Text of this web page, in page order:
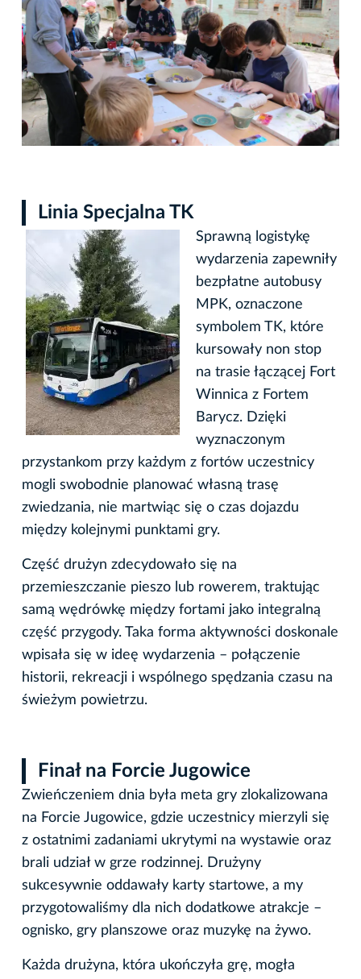
Linia Specjalna TK
Sprawną logistykę
wydarzenia zapewniły
bezpłatne autobusy
MPK, oznaczone
symbolem TK, które
kursowały non stop
na trasie łączącej Fort
Winnica z Fortem
Barycz. Dzięki
wyznaczonym
przystankom przy każdym z fortów uczestnicy
mogli swobodnie planować własną trasę
zwiedzania, nie martwiąc się o czas dojazdu
między kolejnymi punktami gry.
Część drużyn zdecydowało się na
przemieszczanie pieszo lub rowerem, traktując
samą wędrówkę między fortami jako integralną
część przygody. Taka forma aktywności doskonale
wpisała się w ideę wydarzenia – połączenie
historii, rekreacji i wspólnego spędzania czasu na
świeżym powietrzu.
Finał na Forcie Jugowice
Zwieńczeniem dnia była meta gry zlokalizowana
na Forcie Jugowice, gdzie uczestnicy mierzyli się
z ostatnimi zadaniami ukrytymi na wystawie oraz
brali udział w grze rodzinnej. Drużyny
sukcesywnie oddawały karty startowe, a my
przygotowaliśmy dla nich dodatkowe atrakcje –
ognisko, gry planszowe oraz muzykę na żywo.
Każda drużyna, która ukończyła grę, mogła